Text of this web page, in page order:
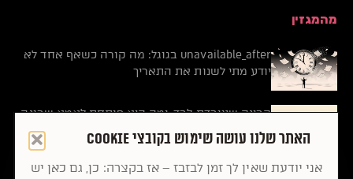
האתר שלנו עושה שימוש בקובצי Cookie
אני יודעת שאין לך זמן לבזבז – אז בקצרה: כן, גם כאן יש
מהמגזין
unavailable_after בגוגל: מה קורה כשאף אחד לא
יודע מתי לשנות את התאריך
הבינה שעובדת לבד, ומה היא פותחת לאמא שבונה
עסק
קלוד Fable 5 חזר לאוויר ומשנה את הכללים לעסק